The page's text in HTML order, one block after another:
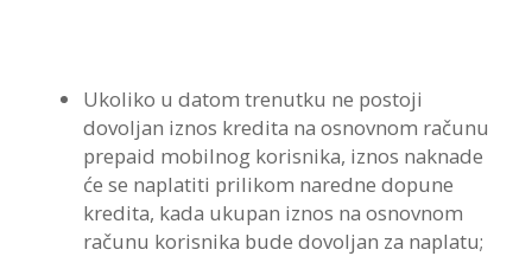
Ukoliko u datom trenutku ne postoji
dovoljan iznos kredita na osnovnom računu
prepaid mobilnog korisnika, iznos naknade
će se naplatiti prilikom naredne dopune
kredita, kada ukupan iznos na osnovnom
računu korisnika bude dovoljan za naplatu;